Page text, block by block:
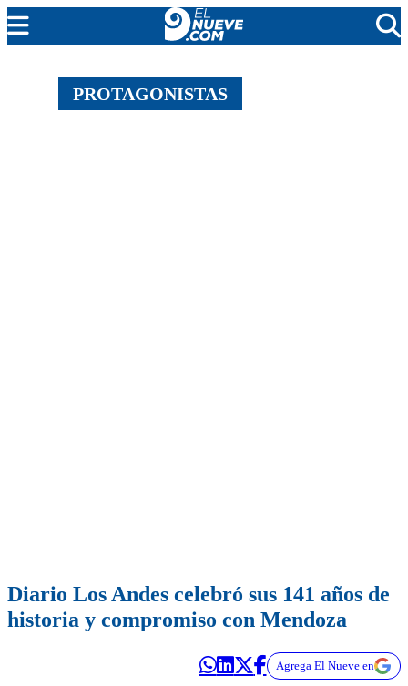
MENDOZA
CADA DÍA
PROTAGONISTAS
Diario Los Andes celebró sus 141 años de
historia y compromiso con Mendoza
Agrega El Nueve en